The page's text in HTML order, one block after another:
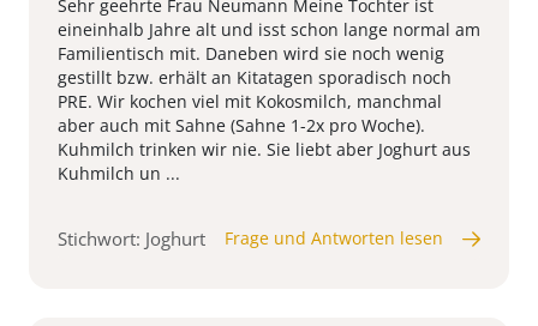
Sehr geehrte Frau Neumann Meine Tochter ist
eineinhalb Jahre alt und isst schon lange normal am
Familientisch mit. Daneben wird sie noch wenig
gestillt bzw. erhält an Kitatagen sporadisch noch
PRE. Wir kochen viel mit Kokosmilch, manchmal
aber auch mit Sahne (Sahne 1-2x pro Woche).
Kuhmilch trinken wir nie. Sie liebt aber Joghurt aus
Kuhmilch un ...
Stichwort: Joghurt Frage und Antworten lesen